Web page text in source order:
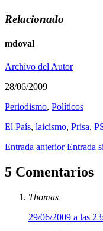
Relacionado
mdoval
Archivo del Autor
28/06/2009
Periodismo, Polí­ticos
El País, laicismo, Prisa,
Entrada anterior Entrada
5 Comentarios
Thomas
29/06/2009 a las